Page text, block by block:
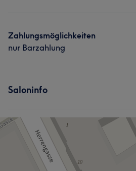
Zahlungsmöglichkeiten
nur Barzahlung
Saloninfo